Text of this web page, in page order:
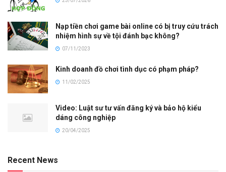
Nạp tiền chơi game bài online có bị truy cứu trách
nhiệm hình sự về tội đánh bạc không?
07/11/2023
Kinh doanh đồ chơi tình dục có phạm pháp?
11/02/2025
Video: Luật sư tư vấn đăng ký và bảo hộ kiểu
dáng công nghiệp
20/04/2025
Recent News